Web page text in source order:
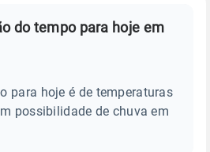
do tempo para hoje em
para hoje é de temperaturas
possibilidade de chuva em